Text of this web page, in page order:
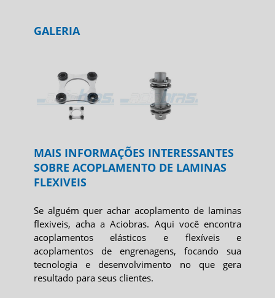
GALERIA
MAIS INFORMAÇÕES INTERESSANTES
SOBRE ACOPLAMENTO DE LAMINAS
FLEXIVEIS
Se alguém quer achar acoplamento de laminas
flexiveis, acha a Aciobras. Aqui você encontra
acoplamentos elásticos e flexíveis e
acoplamentos de engrenagens, focando sua
tecnologia e desenvolvimento no que gera
resultado para seus clientes.